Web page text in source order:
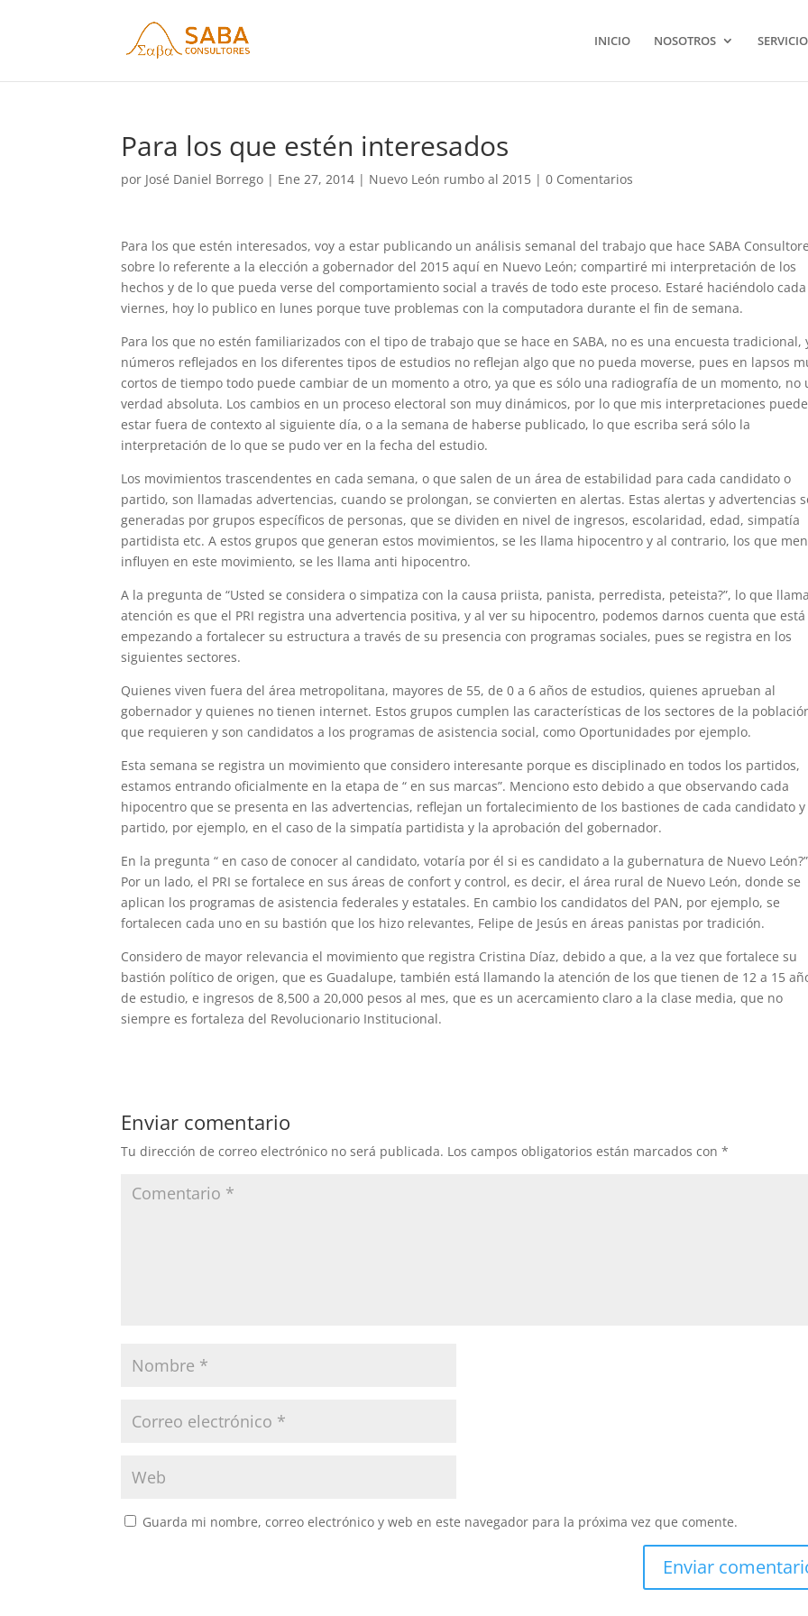
INICIO NOSOTROS
Para los que estén interesados
por José Daniel Borrego | Ene 27, 2014 | Nuevo León rumbo al 2015 |0 Comentarios
Para los que estén interesados, voy a estar publicando un análisis semanal del trabajo que hace SABA
sobre lo referente a la elección a gobernador del 2015 aquí en Nuevo León; compartiré mi interpretación de los
hechos y de lo que pueda verse del comportamiento social a través de todo este proceso. Estaré haciéndolo cada
viernes, hoy lo publico en lunes porque tuve problemas con la computadora durante el fin de semana.
Para los que no estén familiarizados con el tipo de trabajo que se hace en SABA, no es una encuesta tradicional,
números reflejados en los diferentes tipos de estudios no reflejan algo que no pueda moverse, pues en lapsos
cortos de tiempo todo puede cambiar de un momento a otro, ya que es sólo una radiografía de un momento, no
verdad absoluta. Los cambios en un proceso electoral son muy dinámicos, por lo que mis interpretaciones
estar fuera de contexto al siguiente día, o a la semana de haberse publicado, lo que escriba será sólo la
interpretación de lo que se pudo ver en la fecha del estudio.
Los movimientos trascendentes en cada semana, o que salen de un área de estabilidad para cada candidato o
partido, son llamadas advertencias, cuando se prolongan, se convierten en alertas. Estas alertas y advertencias
generadas por grupos específicos de personas, que se dividen en nivel de ingresos, escolaridad, edad, simpatía
partidista etc. A estos grupos que generan estos movimientos, se les llama hipocentro y al contrario, los que
influyen en este movimiento, se les llama anti hipocentro.
A la pregunta de “Usted se considera o simpatiza con la causa priista, panista, perredista, peteista?”, lo que
atención es que el PRI registra una advertencia positiva, y al ver su hipocentro, podemos darnos cuenta que está
empezando a fortalecer su estructura a través de su presencia con programas sociales, pues se registra en los
siguientes sectores.
Quienes viven fuera del área metropolitana, mayores de 55, de 0 a 6 años de estudios, quienes aprueban al
gobernador y quienes no tienen internet. Estos grupos cumplen las características de los sectores de la
que requieren y son candidatos a los programas de asistencia social, como Oportunidades por ejemplo.
Esta semana se registra un movimiento que considero interesante porque es disciplinado en todos los partidos,
estamos entrando oficialmente en la etapa de “ en sus marcas”. Menciono esto debido a que observando cada
hipocentro que se presenta en las advertencias, reflejan un fortalecimiento de los bastiones de cada candidato y
partido, por ejemplo, en el caso de la simpatía partidista y la aprobación del gobernador.
En la pregunta “ en caso de conocer al candidato, votaría por él si es candidato a la gubernatura de Nuevo León?”
Por un lado, el PRI se fortalece en sus áreas de confort y control, es decir, el área rural de Nuevo León, donde se
aplican los programas de asistencia federales y estatales. En cambio los candidatos del PAN, por ejemplo, se
fortalecen cada uno en su bastión que los hizo relevantes, Felipe de Jesús en áreas panistas por tradición.
Considero de mayor relevancia el movimiento que registra Cristina Díaz, debido a que, a la vez que fortalece su
bastión político de origen, que es Guadalupe, también está llamando la atención de los que tienen de 12 a 15
de estudio, e ingresos de 8,500 a 20,000 pesos al mes, que es un acercamiento claro a la clase media, que no
siempre es fortaleza del Revolucionario Institucional.
Enviar comentario
Tu dirección de correo electrónico no será publicada. Los campos obligatorios están marcados con*
Guarda mi nombre, correo electrónico y web en este navegador para la próxima vez que comente.